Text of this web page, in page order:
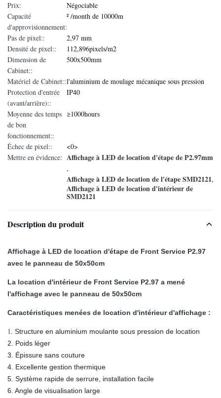
Prix:
Négociable
Capacité
d'approvisionnement:
² /month de 10000m
Pas de pixel::
2,97 mm
Densité de pixel::
112,896pixels/m2
Dimension de
Cabinet::
500x500mm
Matériel de Cabinet::l'aluminium de moulage mécanique sous pression
Protection d'entrée
(avant/arrière)::
IP40
Moyenne des temps
de bon
fonctionnement::
≥1000hours
Échec de pixel::
<0>
Mettre en évidence: Affichage à LED de location d'étape de P2.97mm
,
Affichage à LED de location de l'étape SMD2121,
Affichage à LED de location d'intérieur de
SMD2121
Description du produit
Affichage à LED de location d'étape de Front Service P2.97
avec le panneau de 50x50cm
La location d'intérieur de Front Service P2.97 a mené
l'affichage avec le panneau de 50x50cm
Caractéristiques menées de location d'intérieur d'affichage :
1. Structure en aluminium moulante sous pression de location
2. Poids léger
3. Épissure sans couture
4. Excellente gestion thermique
5. Système rapide de serrure, installation facile
6. Angle de visualisation large